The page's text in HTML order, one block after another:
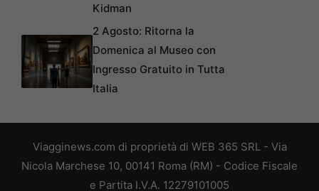
Kidman
2 Agosto: Ritorna la
Domenica al Museo con
Ingresso Gratuito in Tutta
Italia
Viagginews.com di proprietà di WEB 365 SRL - Via
Nicola Marchese 10, 00141 Roma (RM) - Codice Fiscale
e Partita I.V.A. 12279101005